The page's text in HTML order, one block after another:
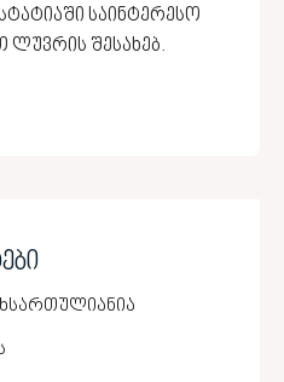
საინტერესო
ლუვრის შესახებ.